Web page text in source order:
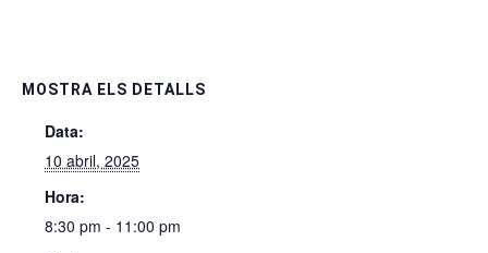
MOSTRA ELS DETALLS
Data:
10 abril, 2025
Hora:
8:30 pm - 11:00 pm